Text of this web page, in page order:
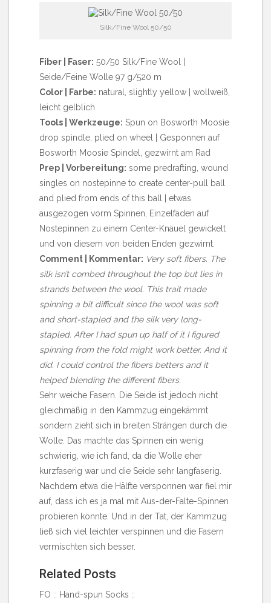
Silk/Fine Wool 50/50
Fiber | Faser: 50/50 Silk/Fine Wool |
Seide/Feine Wolle 97 g/520 m
Color | Farbe: natural, slightly yellow | wollweiß,
leicht gelblich
Tools | Werkzeuge: Spun on Bosworth Moosie
drop spindle, plied on wheel | Gesponnen auf
Bosworth Moosie Spindel, gezwirnt am Rad
Prep | Vorbereitung: some predrafting, wound
singles on nostepinne to create center-pull ball
and plied from ends of this ball | etwas
ausgezogen vorm Spinnen, Einzelfäden auf
Nostepinnen zu einem Center-Knäuel gewickelt
und von diesem von beiden Enden gezwirnt.
Comment | Kommentar: Very soft fibers. The
silk isn’t combed throughout the top but lies in
strands between the wool. This trait made
spinning a bit difficult since the wool was soft
and short-stapled and the silk very long-
stapled. After I had spun up half of it I figured
spinning from the fold might work better. And it
did. I could control the fibers betters and it
helped blending the different fibers.
Sehr weiche Fasern. Die Seide ist jedoch nicht
gleichmäßig in den Kammzug eingekämmt
sondern zieht sich in breiten Strängen durch die
Wolle. Das machte das Spinnen ein wenig
schwierig, wie ich fand, da die Wolle eher
kurzfaserig war und die Seide sehr langfaserig.
Nachdem etwa die Hälfte versponnen war fiel mir
auf, dass ich es ja mal mit Aus-der-Falte-Spinnen
probieren könnte. Und in der Tat, der Kammzug
ließ sich viel leichter verspinnen und die Fasern
vermischten sich besser.
Related Posts
FO :: Hand-spun Socks ::